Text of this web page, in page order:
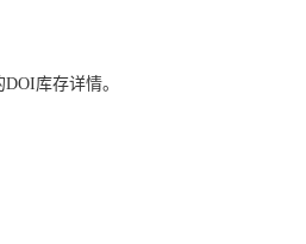
库存详情。